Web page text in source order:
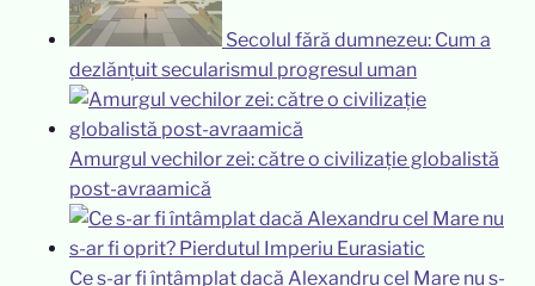
Secolul fără dumnezeu: Cum a
dezlănțuit secularismul progresul uman
Amurgul vechilor zei: către o civilizație globalistă
post-avraamică
Ce s-ar fi întâmplat dacă Alexandru cel Mare nu s-